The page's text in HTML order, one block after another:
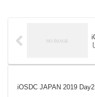
iOSDC JAPAN 2019